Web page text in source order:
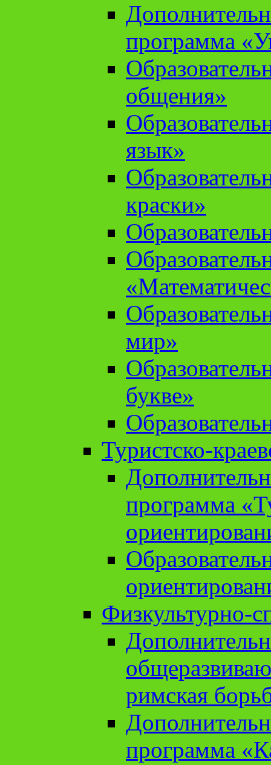
программа
общения»
язык»
краски»
мир»
букве»
Туристско-
программа
Физкультурно-
римская
программа